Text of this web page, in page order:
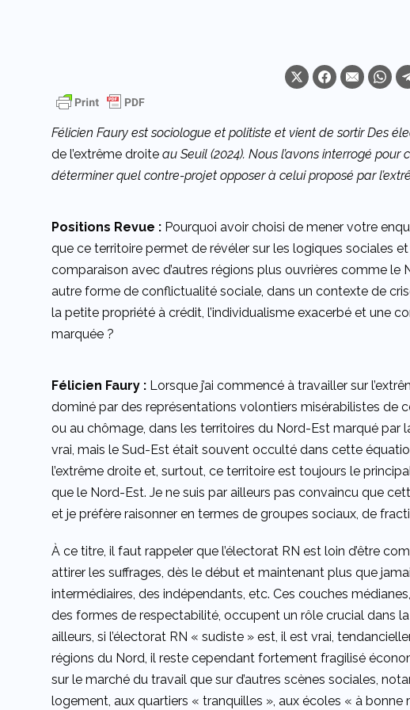
Félicien Faury est sociologue et politiste et vient de sortir Des
de l’extrême droite au Seuil (2024). Nous l’avons interrogé
déterminer quel contre-projet opposer à celui proposé par
Positions Revue : Pourquoi avoir choisi de mener votre
que ce territoire permet de révéler sur les logiques sociales
comparaison avec d’autres régions plus ouvrières comme le
autre forme de conflictualité sociale, dans un contexte de
la petite propriété à crédit, l’individualisme exacerbé et une
marquée ?
Félicien Faury : Lorsque j’ai commencé à travailler sur
dominé par des représentations volontiers misérabilistes de
ou au chômage, dans les territoires du Nord-Est marqué par
vrai, mais le Sud-Est était souvent occulté dans cette
l’extrême droite et, surtout, ce territoire est toujours le
que le Nord-Est. Je ne suis par ailleurs pas convaincu que
et je préfère raisonner en termes de groupes sociaux, de
À ce titre, il faut rappeler que l’électorat RN est loin d’être
attirer les suffrages, dès le début et maintenant plus que
intermédiaires, des indépendants, etc. Ces couches
des formes de respectabilité, occupent un rôle crucial dans
ailleurs, si l’électorat RN « sudiste » est, il est vrai,
régions du Nord, il reste cependant fortement fragilisé
sur le marché du travail que sur d’autres scènes sociales,
logement, aux quartiers « tranquilles », aux écoles « à